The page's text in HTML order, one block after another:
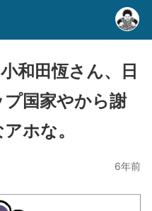
和田恆さん、日
国家やから謝
ホな。
6年前